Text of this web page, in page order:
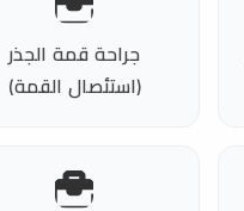
جراحة قمة الجذر
(استئصال القمة)